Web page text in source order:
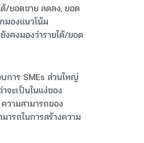
/ยอดขาย ลดลง, ยอด
มองแนวโน้ม
คงมองว่ารายได้/ยอด
การ SMEs ส่วนใหญ่
จะเป็นในแง่ของ
วามสามารถของ
ารถในการสร้างความ